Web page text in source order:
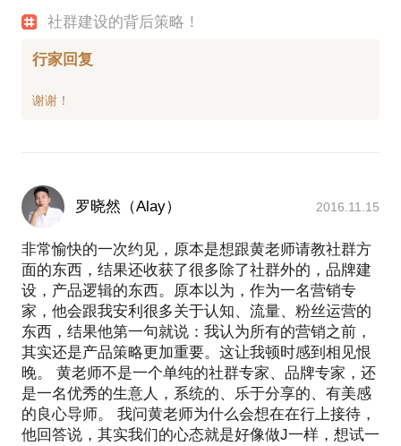
社群建设的背后策略！
行家回复
罗晓然（Alay） 2016.11.15
非常愉快的一次约见，原本是想跟黄老师请教社群方
面的东西，结果还收获了很多除了社群外的，品牌建
设，产品逻辑的东西。原本以为，作为一名营销专
家，他会跟我安利很多关于认知、流量、粉丝运营的
东西，结果他第一句就说：我认为所有的营销之前，
其实还是产品策略更加重要。这让我顿时感到相见恨
晚。 黄老师不是一个单纯的社群专家、品牌专家，还
是一名优秀的生意人，系统的、乐于分享的、有美感
的良心导师。 我问黄老师为什么会想在在行上接待，
他回答说，其实我们的心态就是好像做J一样，想试一